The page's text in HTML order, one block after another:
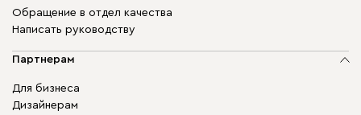
Обращение в отдел качества
Написать руководству
Партнерам
Для бизнеса
Дизайнерам